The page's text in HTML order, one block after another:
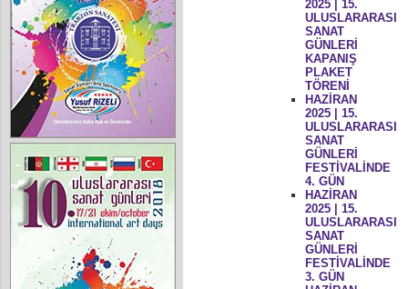
2025 | 15.
ULUSLARARASI
SANAT
GÜNLERİ
KAPANIŞ
PLAKET
TÖRENİ
HAZİRAN
2025 | 15.
ULUSLARARASI
SANAT
GÜNLERİ
FESTİVALİNDE
4. GÜN
HAZİRAN
2025 | 15.
ULUSLARARASI
SANAT
GÜNLERİ
FESTİVALİNDE
3. GÜN